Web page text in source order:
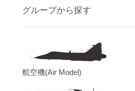
グループから探す
航空機(Air Model)